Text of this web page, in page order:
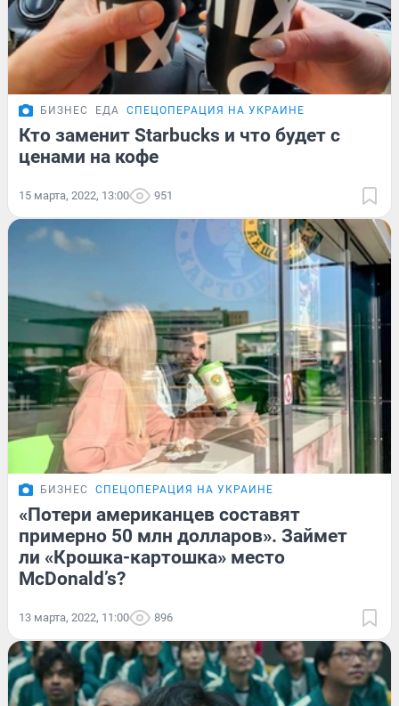
БИЗНЕС ЕДА СПЕЦОПЕРАЦИЯ НА УКРАИНЕ
Кто заменит Starbucks и что будет с
ценами на кофе
15 марта, 2022, 13:00 951
БИЗНЕС СПЕЦОПЕРАЦИЯ НА УКРАИНЕ
«Потери американцев составят
примерно 50 млн долларов». Займет
ли «Крошка-картошка» место
McDonald’s?
13 марта, 2022, 11:00 896